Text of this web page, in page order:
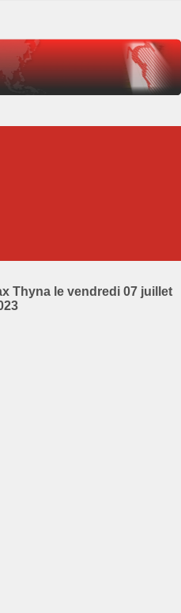
Thyna le vendredi 07 juillet